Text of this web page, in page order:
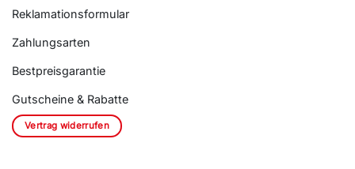
Reklamationsformular
Zahlungsarten
Bestpreisgarantie
Gutscheine & Rabatte
Vertrag widerrufen